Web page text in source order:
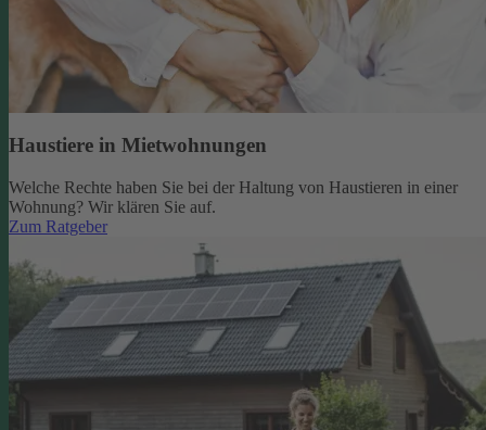
Haustiere in Mietwohnungen
Welche Rechte haben Sie bei der Haltung von Haustieren in einer
Wohnung? Wir klären Sie auf.
Zum Ratgeber